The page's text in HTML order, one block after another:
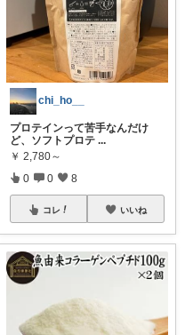
chi_ho__
プロテインって苦手なんだけ
ど、ソフトプロテ ...
￥ 2,780～
0 0 8
コレ いいね